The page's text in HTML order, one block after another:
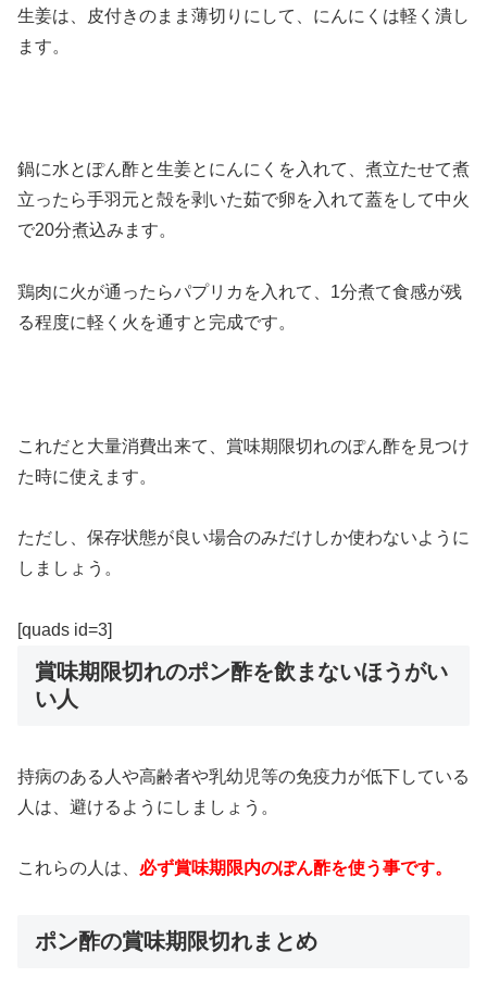
生姜は、皮付きのまま薄切りにして、にんにくは軽く潰し
ます。
鍋に水とぽん酢と生姜とにんにくを入れて、煮立たせて煮
立ったら手羽元と殻を剥いた茹で卵を入れて蓋をして中火
で20分煮込みます。
鶏肉に火が通ったらパプリカを入れて、1分煮て食感が残
る程度に軽く火を通すと完成です。
これだと大量消費出来て、賞味期限切れのぽん酢を見つけ
た時に使えます。
ただし、保存状態が良い場合のみだけしか使わないように
しましょう。
[quads id=3]
賞味期限切れのポン酢を飲まないほうがい
い人
持病のある人や高齢者や乳幼児等の免疫力が低下している
人は、避けるようにしましょう。
これらの人は、 必ず賞味期限内のぽん酢を使う事です。
ポン酢の賞味期限切れまとめ